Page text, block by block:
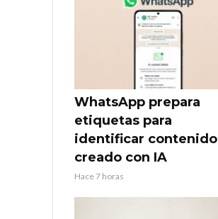
WhatsApp prepara
etiquetas para
identificar contenido
creado con IA
Hace 7 horas